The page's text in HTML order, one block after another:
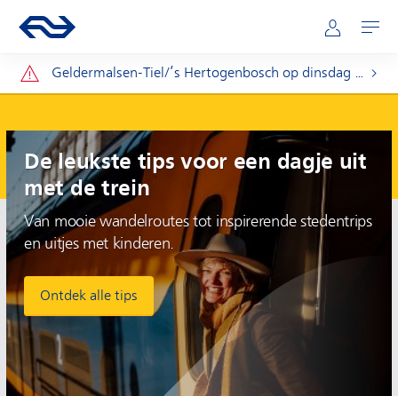
Hoofdnavigatie
Ga naar de homepage van ns.nl Mijn NS
Openen
Let op: Geldermalsen-Tiel/’s Hertogenbosch op dinsdag 11 t/m donderdag 20 augustus.
Plan je reis
De leukste tips voor een dagje uit
met de trein
Van mooie wandelroutes tot inspirerende stedentrips
en uitjes met kinderen.
Ontdek alle tips